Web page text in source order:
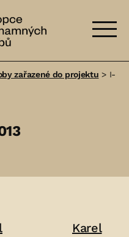
zařazené do projektu > I-
Karel